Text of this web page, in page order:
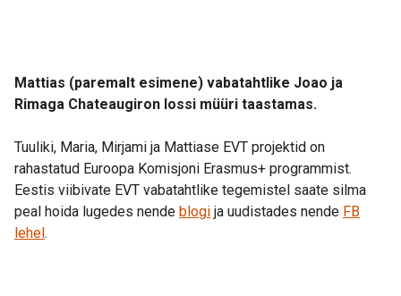
Mattias (paremalt esimene) vabatahtlike Joao ja
Rimaga Chateaugiron lossi müüri taastamas.
Tuuliki, Maria, Mirjami ja Mattiase EVT projektid on
rahastatud Euroopa Komisjoni Erasmus+ programmist.
Eestis viibivate EVT vabatahtlike tegemistel saate silma
peal hoida lugedes nende blogi ja uudistades nende FB
lehel.